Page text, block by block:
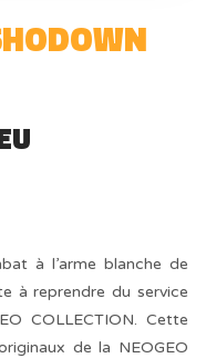
à l’arme blanche de
à reprendre du service
COLLECTION. Cette
de la NEOGEO